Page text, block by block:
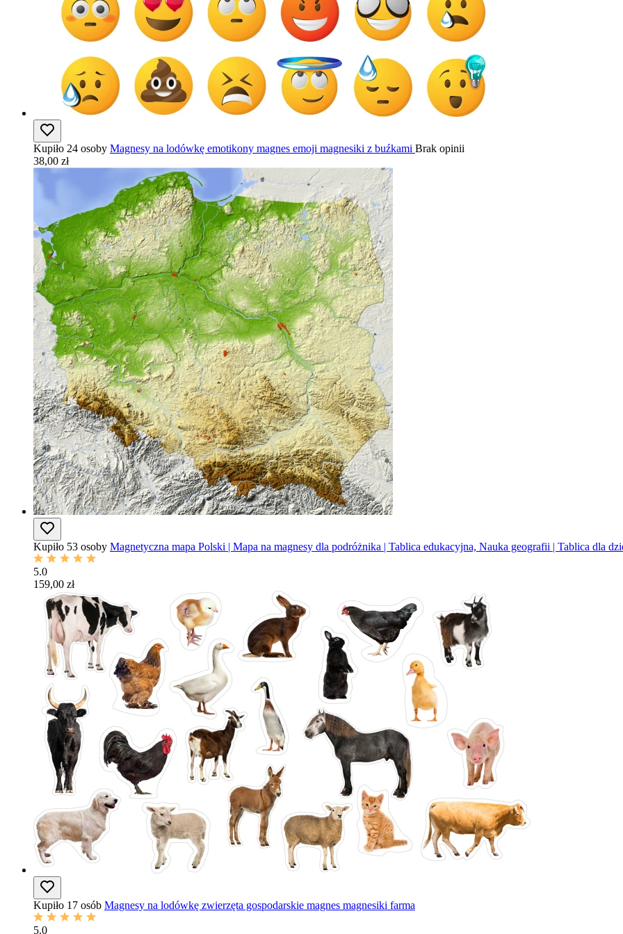
Kupiło 24 osoby Magnesy na lodówkę emotikony magnes emoji magnesiki z buźkami Brak opinii
38,00 zł
Kupiło 53 osoby Magnetyczna mapa Polski | Mapa na magnesy dla podróżnika | Tablica edukacyjna, Nauka geografii | Tablica dla
5.0
159,00 zł
Kupiło 17 osób Magnesy na lodówkę zwierzęta gospodarskie magnes magnesiki farma
5.0